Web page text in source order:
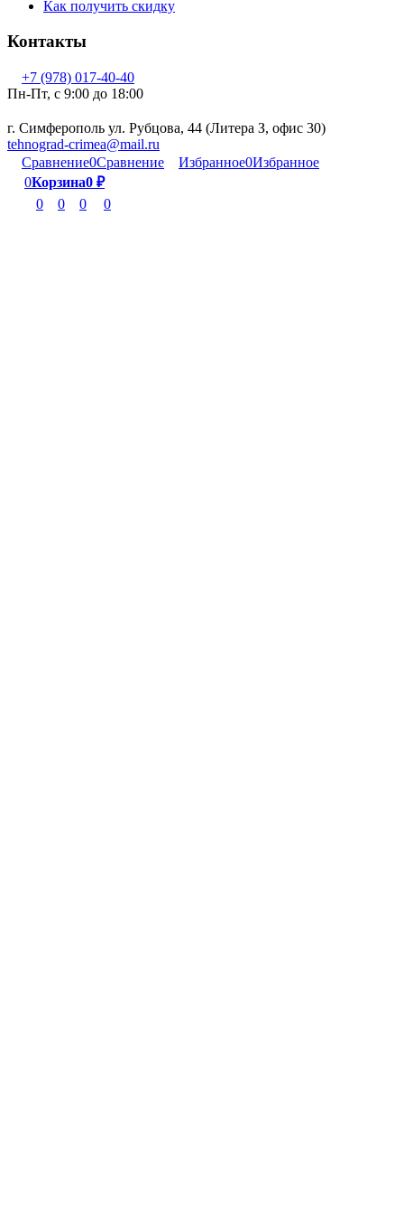
Как получить скидку
Контакты
+7 (978) 017-40-40
Пн-Пт, c 9:00 до 18:00
г. Симферополь ул. Рубцова, 44 (Литера З, офис 30)
tehnograd-crimea@mail.ru
Сравнение0Сравнение Избранное0Избранное
0Корзина0 ₽
0
0 0 0